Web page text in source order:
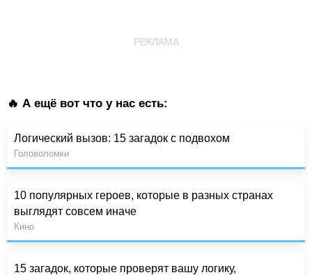
РЕКЛАМА
🔥 А ещё вот что у нас есть:
Логический вызов: 15 загадок с подвохом
Головоломки
10 популярных героев, которые в разных странах
выглядят совсем иначе
Кино
15 загадок, которые проверят вашу логику,